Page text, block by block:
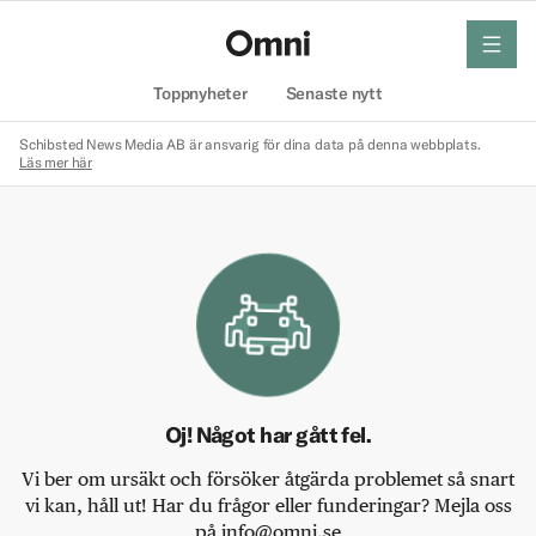
Toppnyheter Senaste nytt
meny
Schibsted News Media AB är ansvarig för dina data på denna webbplats.
Läs mer här
Oj! Något har gått fel.
Vi ber om ursäkt och försöker åtgärda problemet så snart
vi kan, håll ut! Har du frågor eller funderingar? Mejla oss